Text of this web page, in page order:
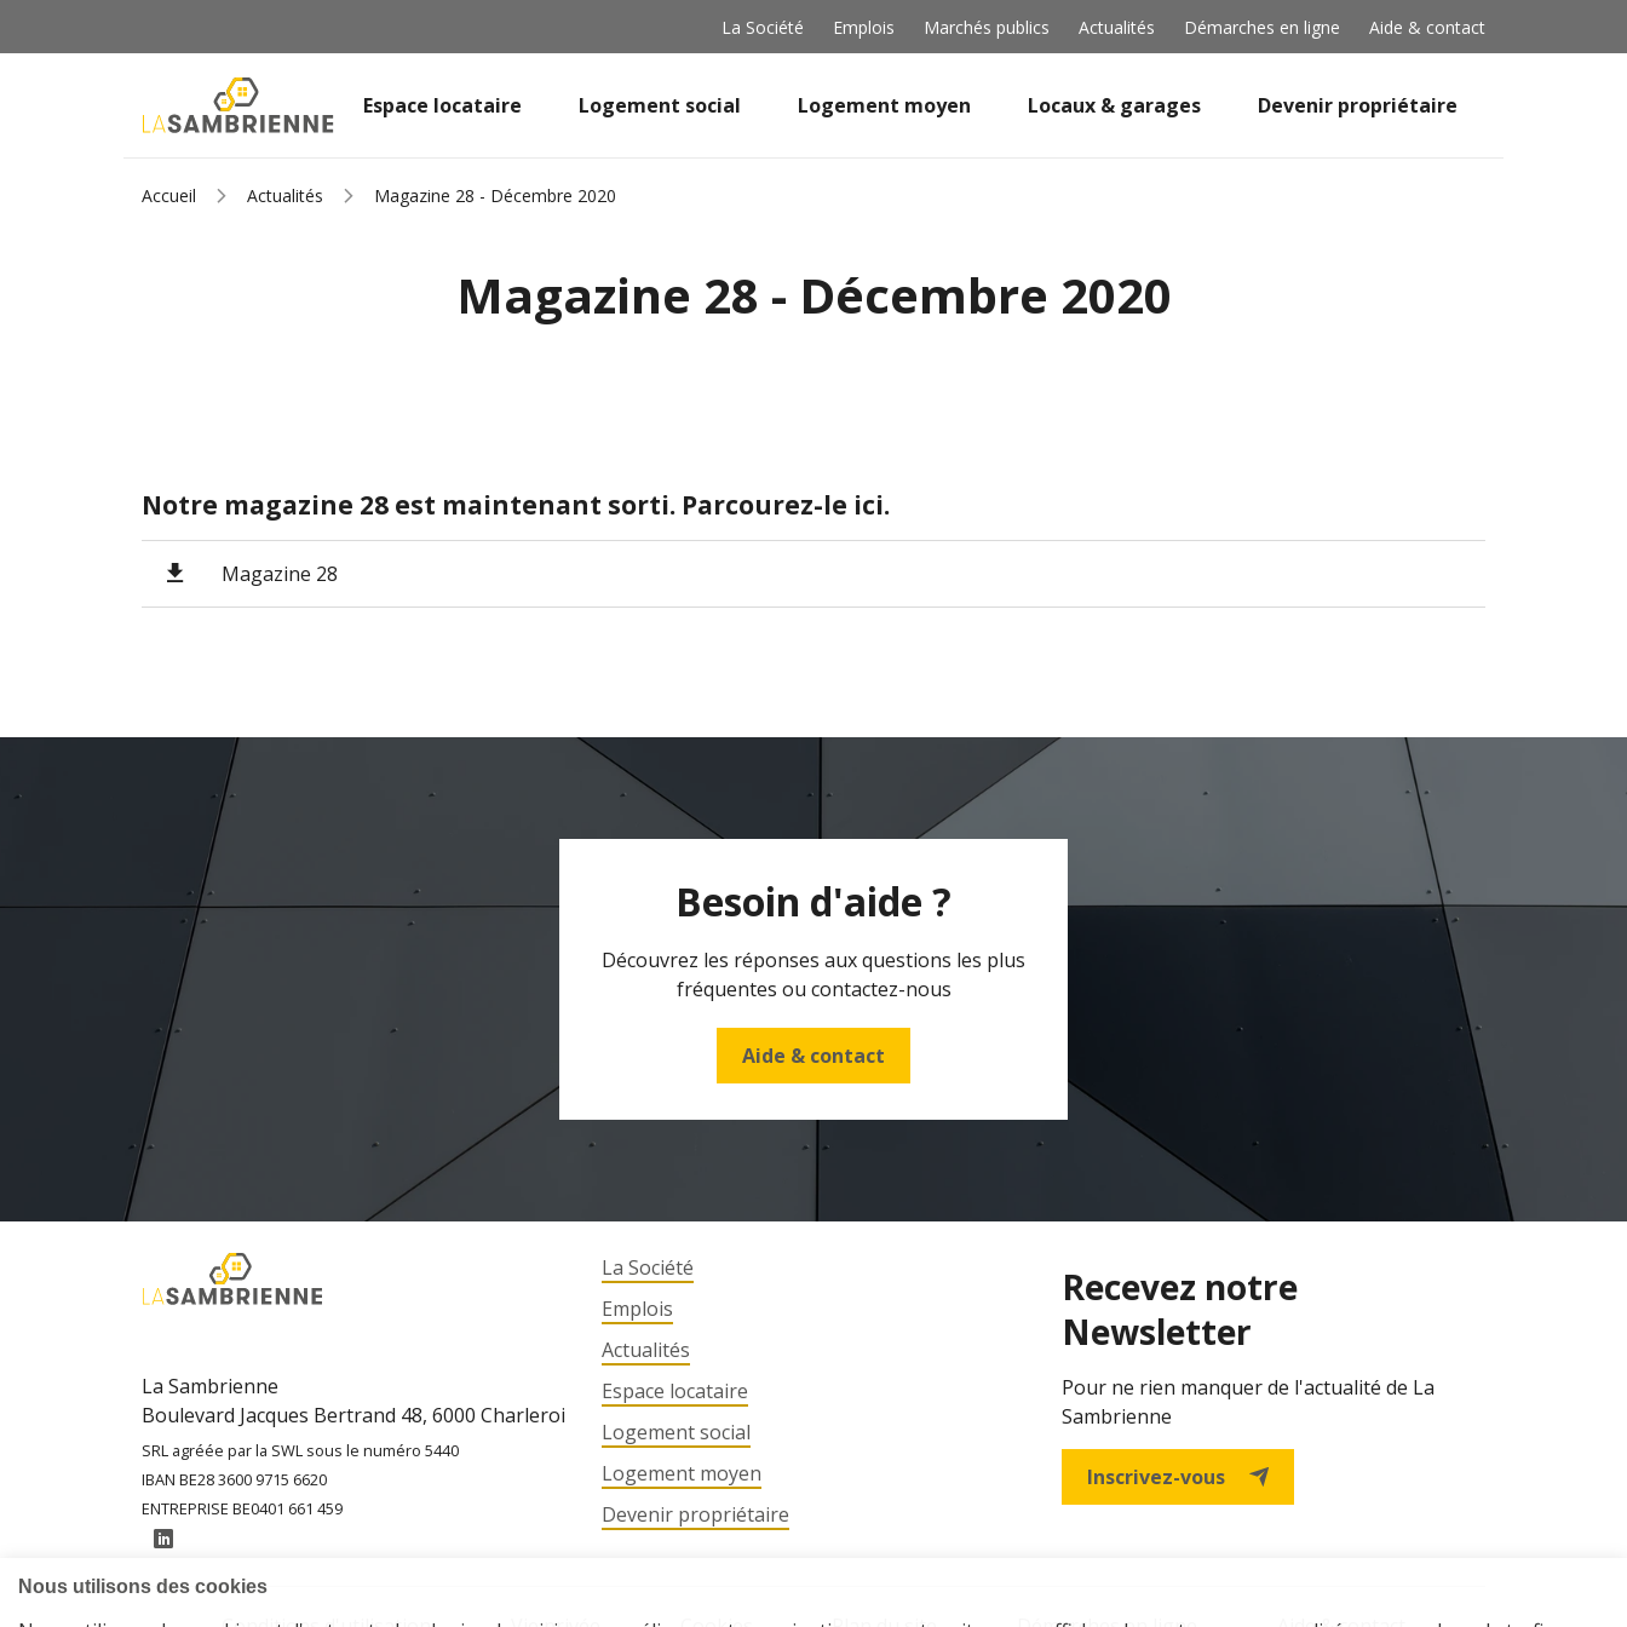
La Société Emplois Marchés publics Actualités Démarches en ligne Aide & contact
Espace locataire Logement social Logement moyen Locaux & garages Devenir propriétaire
Accueil Actualités Magazine 28 - Décembre 2020
Magazine 28 - Décembre 2020
Notre magazine 28 est maintenant sorti. Parcourez-le ici.
Magazine 28
Besoin d'aide ?
Découvrez les réponses aux questions les plus
fréquentes ou contactez-nous
Aide & contact
La Sambrienne
Boulevard Jacques Bertrand 48, 6000 Charleroi
SRL agréée par la SWL sous le numéro 5440
IBAN BE28 3600 9715 6620
ENTREPRISE BE0401 661 459
La Société
Emplois
Actualités
Espace locataire
Logement social
Logement moyen
Devenir propriétaire
Recevez notre
Newsletter
Pour ne rien manquer de l'actualité de La
Sambrienne
Inscrivez-vous